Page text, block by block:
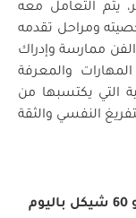
يتم التعامل معه
ومراحل تقدمه
ممارسة وإدراك
والمعرفة
التي يكتسبها من
النفسي والثقة
الرسوم: 800 شيكل لكامل مدة المخيم، و 60 شيكل باليوم